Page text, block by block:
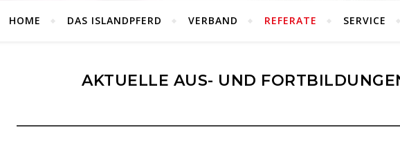
HOME DAS ISLANDPFERD VERBAND REFERATE SERVICE
AKTUELLE AUS- UND